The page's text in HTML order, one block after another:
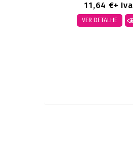
11,64 €+ Iva
VER DETALHE